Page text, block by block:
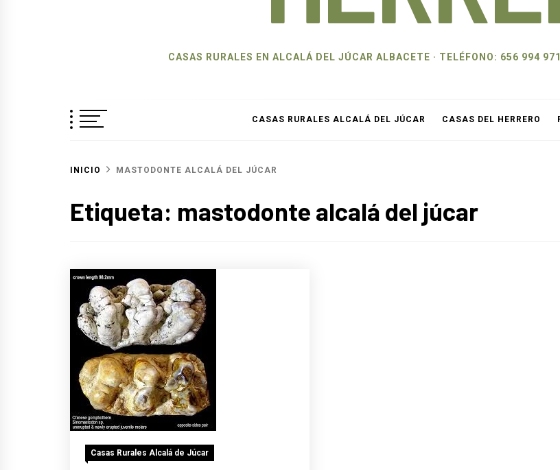
CASAS RURALES EN ALCALÁ DEL JÚCAR ALBACETE · TELÉFONO: 656 994
CASAS RURALES ALCALÁ DEL JÚCAR CASAS DEL HERRERO
INICIO MASTODONTE ALCALÁ DEL JÚCAR
Etiqueta: mastodonte alcalá del júcar
Casas Rurales Alcalá de Júcar